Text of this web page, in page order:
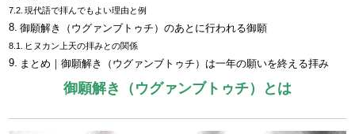
現代語で拝んでもよい理由と例
御願解き（ウグァンブトゥチ）のあとに行われる御願
ヒヌカン上天の拝みとの関係
まとめ｜御願解き（ウグァンブトゥチ）は一年の願いを終える拝み
御願解き（ウグァンブトゥチ）とは